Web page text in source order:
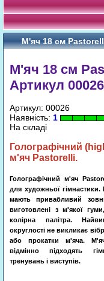
М'яч 18 см
М'яч 18 см
Артикул 00026
Артикул: 00026
Наявність: 1
На складі
Голографічний (
м'яч Pastorelli.
Голографічний м'яч
для художньої гімнастики.
мають привабливий
виготовлені з м'якої
колірна палітра.
округлості не викликає
або прокатки м'яча.
відмінно підходять
тренувань і виступів.